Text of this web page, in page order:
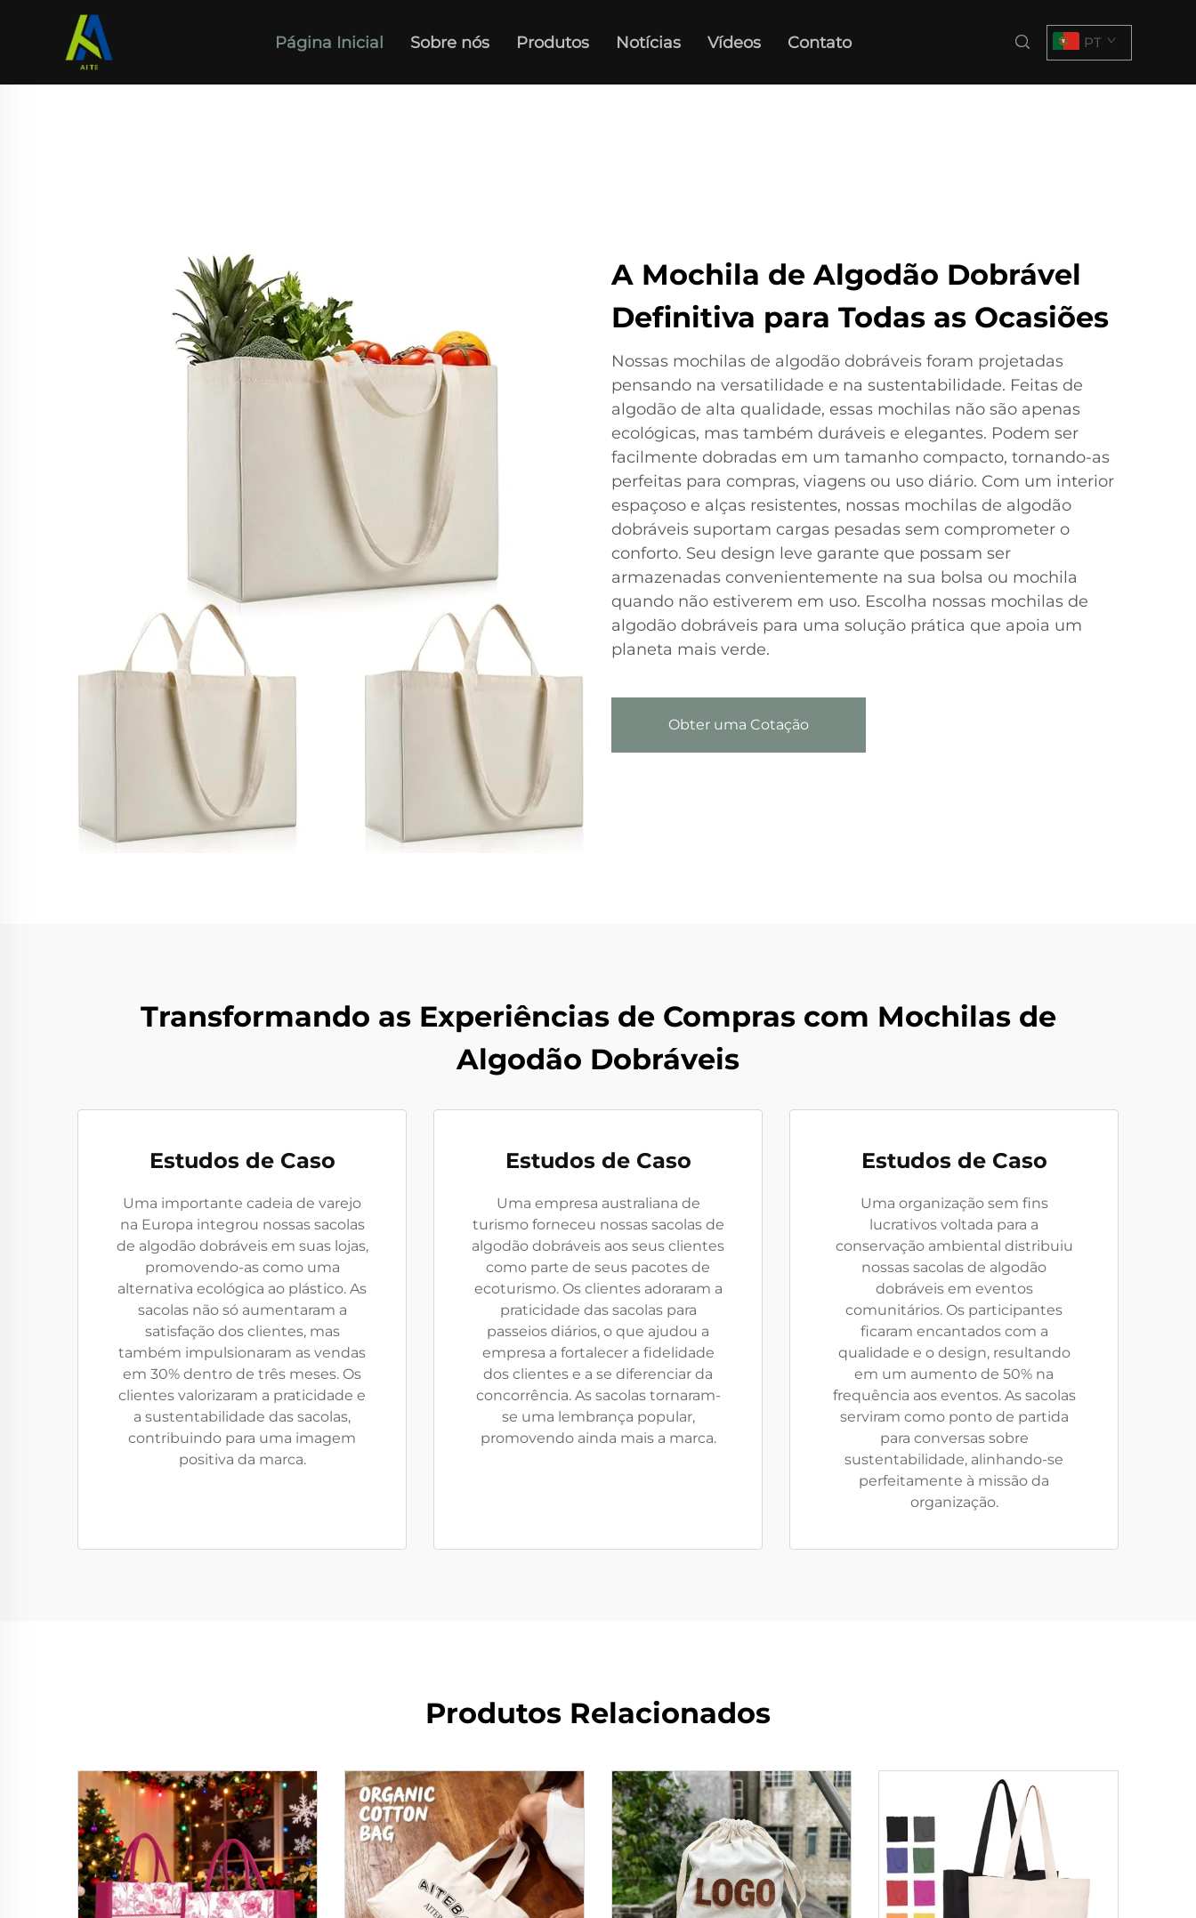
Página Inicial Sobre nós Produtos Notícias Vídeos Contato PT
A Mochila de Algodão Dobrável
Definitiva para Todas as Ocasiões
Nossas mochilas de algodão dobráveis foram projetadas
pensando na versatilidade e na sustentabilidade. Feitas de
algodão de alta qualidade, essas mochilas não são apenas
ecológicas, mas também duráveis e elegantes. Podem ser
facilmente dobradas em um tamanho compacto, tornando-as
perfeitas para compras, viagens ou uso diário. Com um interior
espaçoso e alças resistentes, nossas mochilas de algodão
dobráveis suportam cargas pesadas sem comprometer o
conforto. Seu design leve garante que possam ser
armazenadas convenientemente na sua bolsa ou mochila
quando não estiverem em uso. Escolha nossas mochilas de
algodão dobráveis para uma solução prática que apoia um
planeta mais verde.
Obter uma Cotação
Transformando as Experiências de Compras com Mochilas de
Algodão Dobráveis
Estudos de Caso
Uma importante cadeia de varejo
na Europa integrou nossas sacolas
de algodão dobráveis em suas lojas,
promovendo-as como uma
alternativa ecológica ao plástico. As
sacolas não só aumentaram a
satisfação dos clientes, mas
também impulsionaram as vendas
em 30% dentro de três meses. Os
clientes valorizaram a praticidade e
a sustentabilidade das sacolas,
contribuindo para uma imagem
positiva da marca.
Estudos de Caso
Uma empresa australiana de
turismo forneceu nossas sacolas de
algodão dobráveis aos seus clientes
como parte de seus pacotes de
ecoturismo. Os clientes adoraram a
praticidade das sacolas para
passeios diários, o que ajudou a
empresa a fortalecer a fidelidade
dos clientes e a se diferenciar da
concorrência. As sacolas tornaram-
se uma lembrança popular,
promovendo ainda mais a marca.
Estudos de Caso
Uma organização sem fins
lucrativos voltada para a
conservação ambiental distribuiu
nossas sacolas de algodão
dobráveis em eventos
comunitários. Os participantes
ficaram encantados com a
qualidade e o design, resultando
em um aumento de 50% na
frequência aos eventos. As sacolas
serviram como ponto de partida
para conversas sobre
sustentabilidade, alinhando-se
perfeitamente à missão da
organização.
Produtos Relacionados